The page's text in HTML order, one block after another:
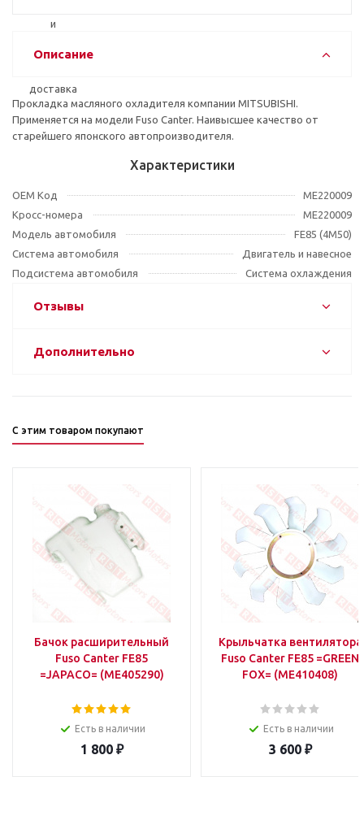
Описание
Прокладка масляного охладителя компании MITSUBISHI.
Применяется на модели Fuso Canter. Наивысшее качество от
старейшего японского автопроизводителя.
Характеристики
OEM Код
ME220009
Кросс-номера
ME220009
Модель автомобиля
FE85 (4M50)
Система автомобиля
Двигатель и навесное
Подсистема автомобиля
Система охлаждения
Отзывы
Дополнительно
С этим товаром покупают
Бачок расширительный
Fuso Canter FE85
=JAPACO= (ME405290)
Есть в наличии
1 800₽
Крыльчатка вентилятора
Fuso Canter FE85 =GREEN
FOX= (ME410408)
Есть в наличии
3 600₽